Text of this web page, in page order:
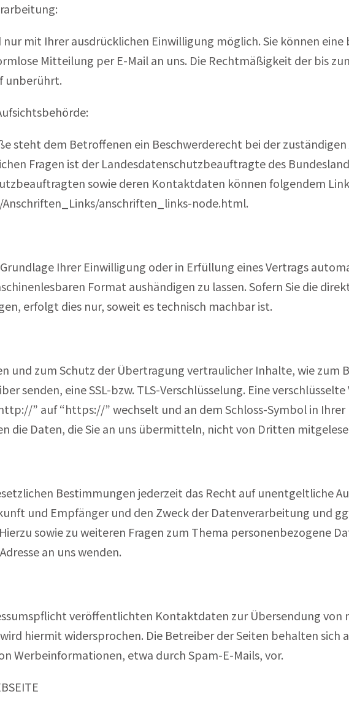
mit Ihrer ausdrücklichen Einwilligung möglich. Sie können
Mitteilung per E-Mail an uns. Die Rechtmäßigkeit der bis
unberührt.
steht dem Betroffenen ein Beschwerderecht bei der
Fragen ist der Landesdatenschutzbeauftragte des
sowie deren Kontaktdaten können folgendem
anschriften_links-node.html.
Ihrer Einwilligung oder in Erfüllung eines Vertrags
Format aushändigen zu lassen. Sofern Sie die
erfolgt dies nur, soweit es technisch machbar ist.
und zum Schutz der Übertragung vertraulicher Inhalte, wie zum
senden, eine SSL-bzw. TLS-Verschlüsselung. Eine
” auf “https://” wechselt und an dem Schloss-Symbol in Ihrer
die Daten, die Sie an uns übermitteln, nicht von Dritten
Bestimmungen jederzeit das Recht auf unentgeltliche
und Empfänger und den Zweck der Datenverarbeitung und
sowie zu weiteren Fragen zum Thema personenbezogene
an uns wenden.
veröffentlichten Kontaktdaten zur Übersendung
hiermit widersprochen. Die Betreiber der Seiten behalten sich
Werbeinformationen, etwa durch Spam-E-Mails, vor.